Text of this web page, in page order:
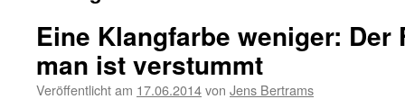
Eine Klangfarbe weniger: Der
man ist verstummt
Veröffentlicht am 17.06.2014von Jens Bertrams